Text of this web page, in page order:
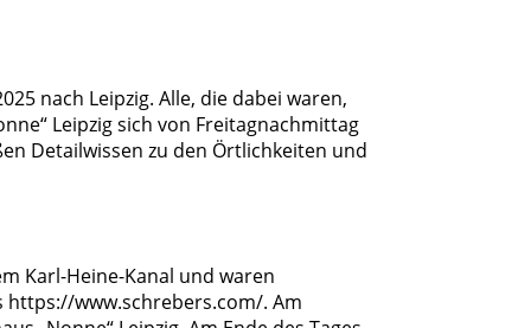
nach Leipzig. Alle, die dabei waren,
Leipzig sich von Freitagnachmittag
Detailwissen zu den Örtlichkeiten und
Karl-Heine-Kanal und waren
https://www.schrebers.com/. Am